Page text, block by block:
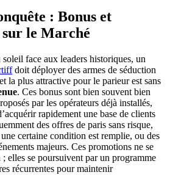
: Bonus et
le Marché
face aux leaders historiques, un
doit déployer des armes de séduction
la plus attractive pour le parieur est sans
. Ces bonus sont bien souvent bien
par les opérateurs déjà installés,
rapidement une base de clients
des offres de paris sans risque,
certaine condition est remplie, ou des
majeurs. Ces promotions ne se
elles se poursuivent par un programme
récurrentes pour maintenir